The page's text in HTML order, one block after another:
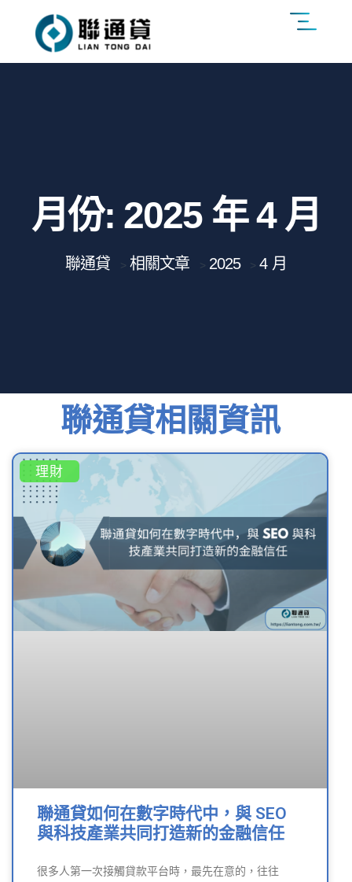
月份: 2025 年 4 月
聯通貸 > 相關文章 > 2025 >4 月
聯通貸相關資訊
理財
聯通貸如何在數字時代中，與 SEO
與科技產業共同打造新的金融信任
很多人第一次接觸貸款平台時，最先在意的，往往